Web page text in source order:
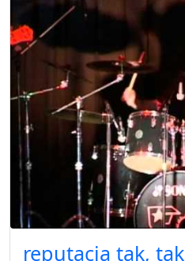
reputacja tak, tak